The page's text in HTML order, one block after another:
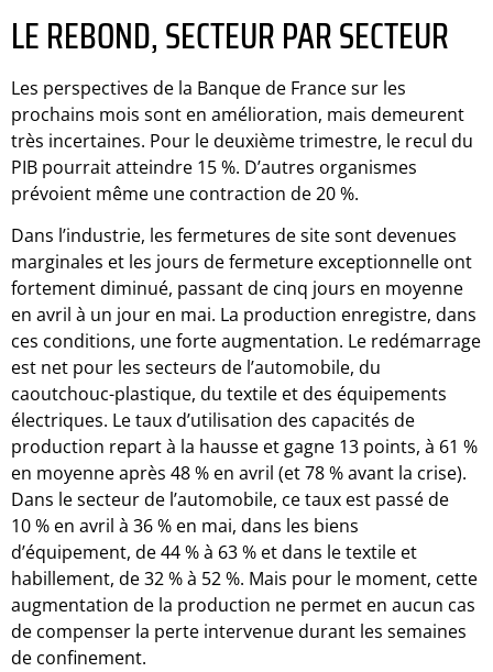
LE REBOND, SECTEUR PAR SECTEUR
Les perspectives de la Banque de France sur les
prochains mois sont en amélioration, mais demeurent
très incertaines. Pour le deuxième trimestre, le recul du
PIB pourrait atteindre 15 %. D’autres organismes
prévoient même une contraction de 20 %.
Dans l’industrie, les fermetures de site sont devenues
marginales et les jours de fermeture exceptionnelle ont
fortement diminué, passant de cinq jours en moyenne
en avril à un jour en mai. La production enregistre, dans
ces conditions, une forte augmentation. Le redémarrage
est net pour les secteurs de l’automobile, du
caoutchouc-plastique, du textile et des équipements
électriques. Le taux d’utilisation des capacités de
production repart à la hausse et gagne 13 points, à 61 %
en moyenne après 48 % en avril (et 78 % avant la crise).
Dans le secteur de l’automobile, ce taux est passé de
10 % en avril à 36 % en mai, dans les biens
d’équipement, de 44 % à 63 % et dans le textile et
habillement, de 32 % à 52 %. Mais pour le moment, cette
augmentation de la production ne permet en aucun cas
de compenser la perte intervenue durant les semaines
de confinement.